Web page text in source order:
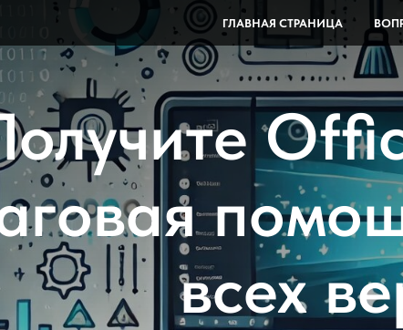
ГЛАВНАЯ СТРАНИЦА
всех